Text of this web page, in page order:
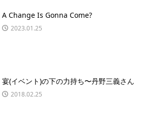
A Change Is Gonna Come?
2023.01.25
宴(イベント)の下の力持ち〜丹野三義さん
2018.02.25